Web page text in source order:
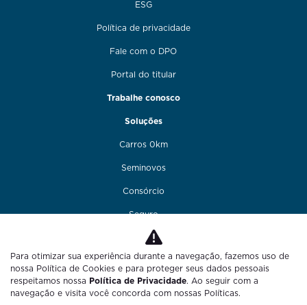
ESG
Política de privacidade
Fale com o DPO
Portal do titular
Trabalhe conosco
Soluções
Carros 0km
Seminovos
Consórcio
Seguro
Financiamento
Funilaria e pintura
Fale conosco
Para otimizar sua experiência durante a navegação, fazemos uso de
nossa Política de Cookies e para proteger seus dados pessoais
respeitamos nossa Política de Privacidade. Ao seguir com a
navegação e visita você concorda com nossas Políticas.